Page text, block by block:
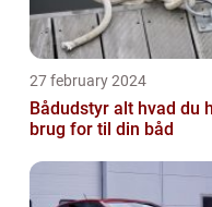
27 february 2024
Bådudstyr alt hvad du har
brug for til din båd